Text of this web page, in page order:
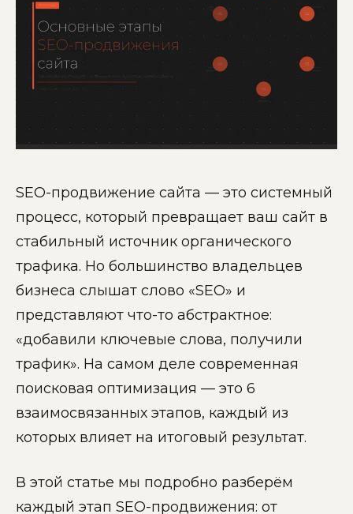
SEO-продвижение сайта — это системный
процесс, который превращает ваш сайт в
стабильный источник органического
трафика. Но большинство владельцев
бизнеса слышат слово «SEO» и
представляют что-то абстрактное:
«добавили ключевые слова, получили
трафик». На самом деле современная
поисковая оптимизация — это 6
взаимосвязанных этапов, каждый из
которых влияет на итоговый результат.
В этой статье мы подробно разберём
каждый этап SEO-продвижения: от